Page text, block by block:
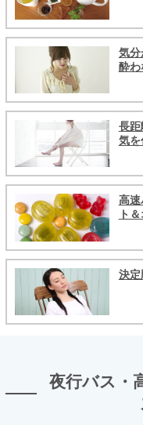
気分
酔わ
長距
気を
高速
ト
決定
夜行バス・